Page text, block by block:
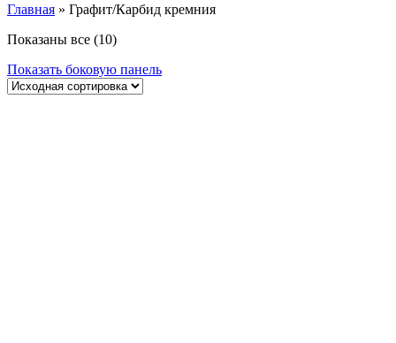
Главная » Графит/Карбид кремния
Показаны все (10)
Показать боковую панель